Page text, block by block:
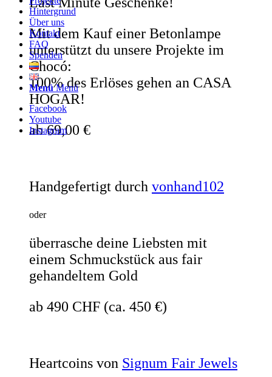
Hintergrund
Über uns
Kontakt
FAQ
Spenden
Menü Menü
Facebook
Youtube
Instagram
Mit dem Kauf einer Betonlampe
unterstützt du unsere Projekte im
Chocó:
100% des Erlöses gehen an CASA
HOGAR!
ab 69,00 €
Handgefertigt durch vonhand102
oder
überrasche deine Liebsten mit
einem Schmuckstück aus fair
gehandeltem Gold
ab 490 CHF (ca. 450 €)
Heartcoins von Signum Fair Jewels